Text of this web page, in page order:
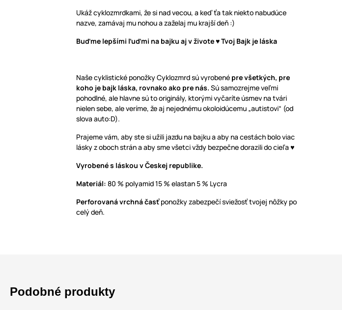
Ukáž cyklozmrdkami, že si nad vecou, a keď ťa tak niekto nabudúce
nazve, zamávaj mu nohou a zaželaj mu krajší deň :)
Buďme lepšími ľuďmi na bajku aj v živote ♥ Tvoj Bajk je láska
Naše cyklistické ponožky Cyklozmrd sú vyrobené pre všetkých, pre
koho je bajk láska, rovnako ako pre nás. Sú samozrejme veľmi
pohodlné, ale hlavne sú to originály, ktorými vyčaríte úsmev na tvári
nielen sebe, ale veríme, že aj nejednému okoloidúcemu „autistovi“ (od
slova auto:D).
Prajeme vám, aby ste si užili jazdu na bajku a aby na cestách bolo viac
lásky z oboch strán a aby sme všetci vždy bezpečne dorazili do cieľa ♥
Vyrobené s láskou v Českej republike.
Materiál: 80 % polyamid 15 % elastan 5 % Lycra
Perforovaná vrchnáčasťponožky zabezpečí sviežosť tvojej nôžky po
celý deň.
Podobné produkty